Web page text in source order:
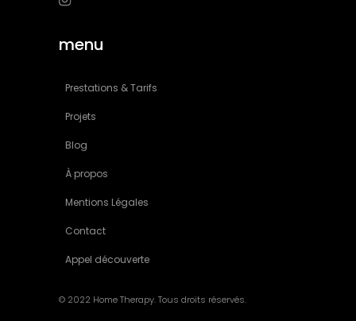
menu
Prestations & Tarifs
Projets
Blog
À propos
Mentions Légales
Contact
Appel découverte
© 2022 Home Therapy. Tous droits réservés.